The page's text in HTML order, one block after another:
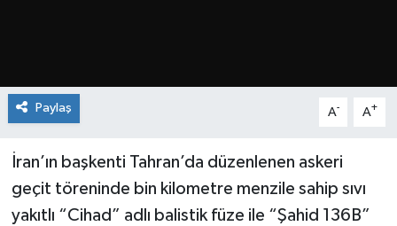
Paylaş A- A+
İran’ın başkenti Tahran’da düzenlenen askeri
geçit töreninde bin kilometre menzile sahip sıvı
yakıtlı “Cihad” adlı balistik füze ile “Şahid 136B”